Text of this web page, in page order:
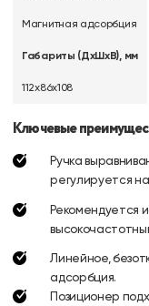
Магнитная адсорбция
Габариты (ДхШхВ), мм
112х86х108
Ключевые
Ручка
регулируется на
Рекомендуется
Линейное,
адсорбция.
Позиционер